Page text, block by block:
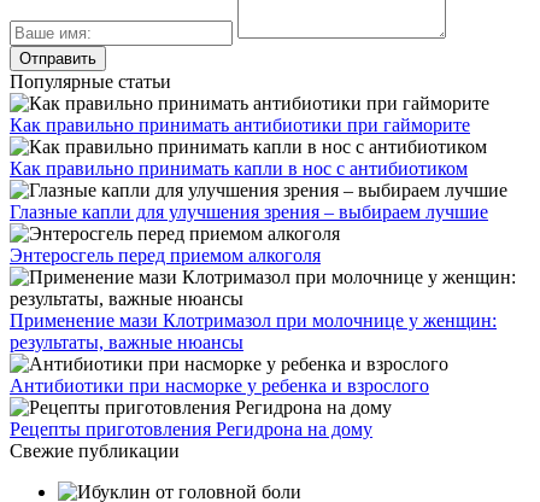
Популярные статьи
Как правильно принимать антибиотики при гайморите
Как правильно принимать капли в нос с антибиотиком
Глазные капли для улучшения зрения – выбираем лучшие
Энтеросгель перед приемом алкоголя
Применение мази Клотримазол при молочнице у женщин:
результаты, важные нюансы
Антибиотики при насморке у ребенка и взрослого
Рецепты приготовления Регидрона на дому
Свежие публикации